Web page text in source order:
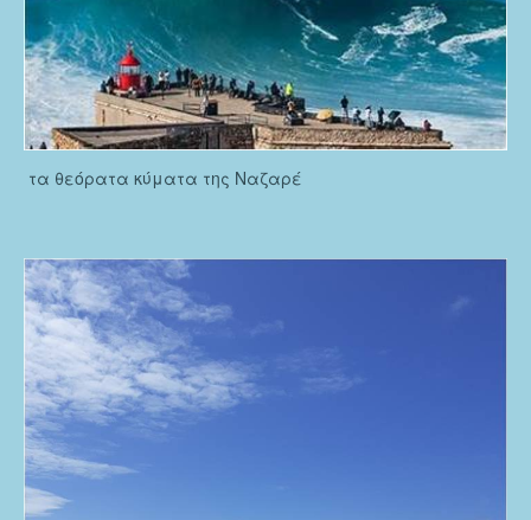
τα θεόρατα κύματα της Ναζαρέ